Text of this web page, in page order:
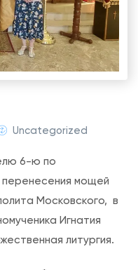
Uncategorized
6-ю по
перенесения мощей
Московского, в
Игнатия
литургия.